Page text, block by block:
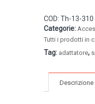
COD: Th-13-310
Categorie:
Tutti i prodotti in
Tag: adattatore,
Descrizione